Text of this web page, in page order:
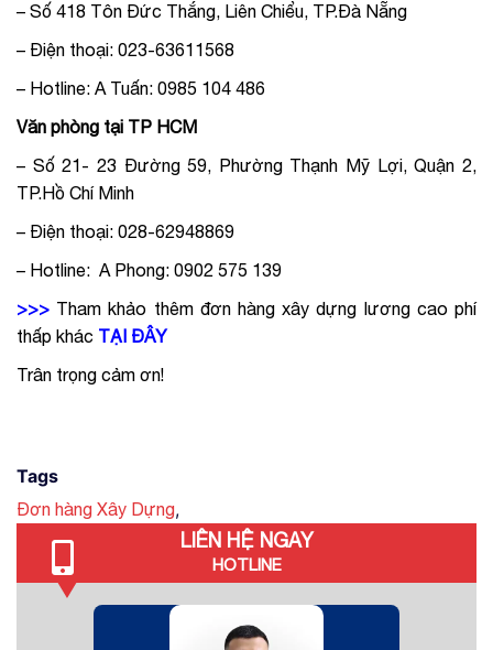
– Số 418 Tôn Đức Thắng, Liên Chiểu, TP.Đà Nẵng
– Điện thoại: 023-63611568
– Hotline: A Tuấn: 0985 104 486
Văn phòng tại TP HCM
– Số 21- 23 Đường 59, Phường Thạnh Mỹ Lợi, Quận 2,
TP.Hồ Chí Minh
– Điện thoại: 028-62948869
– Hotline: A Phong: 0902 575 139
>>> Tham khảo thêm đơn hàng xây dựng lương cao phí
thấp khác TẠI ĐÂY
Trân trọng cảm ơn!
Tags
Đơn hàng Xây Dựng,
LIÊN HỆ NGAY
HOTLINE